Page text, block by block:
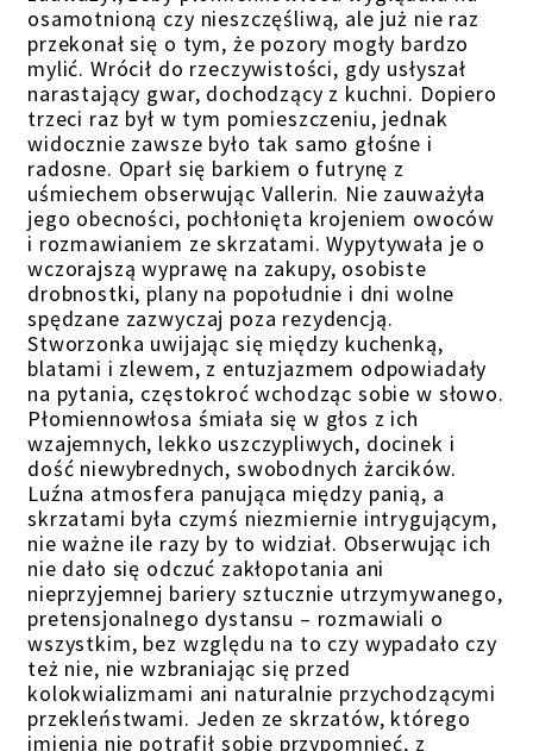
osamotnioną czy nieszczęśliwą, ale już nie raz
przekonał się o tym, że pozory mogły bardzo
mylić. Wrócił do rzeczywistości, gdy usłyszał
narastający gwar, dochodzący z kuchni. Dopiero
trzeci raz był w tym pomieszczeniu, jednak
widocznie zawsze było tak samo głośne i
radosne. Oparł się barkiem o futrynę z
uśmiechem obserwując Vallerin. Nie zauważyła
jego obecności, pochłonięta krojeniem owoców
i rozmawianiem ze skrzatami. Wypytywała je o
wczorajszą wyprawę na zakupy, osobiste
drobnostki, plany na popołudnie i dni wolne
spędzane zazwyczaj poza rezydencją.
Stworzonka uwijając się między kuchenką,
blatami i zlewem, z entuzjazmem odpowiadały
na pytania, częstokroć wchodząc sobie w słowo.
Płomiennowłosa śmiała się w głos z ich
wzajemnych, lekko uszczypliwych, docinek i
dość niewybrednych, swobodnych żarcików.
Luźna atmosfera panująca między panią, a
skrzatami była czymś niezmiernie intrygującym,
nie ważne ile razy by to widział. Obserwując ich
nie dało się odczuć zakłopotania ani
nieprzyjemnej bariery sztucznie utrzymywanego,
pretensjonalnego dystansu – rozmawiali o
wszystkim, bez względu na to czy wypadało czy
też nie, nie wzbraniając się przed
kolokwializmami ani naturalnie przychodzącymi
przekleństwami. Jeden ze skrzatów, którego
imienia nie potrafił sobie przypomnieć, z